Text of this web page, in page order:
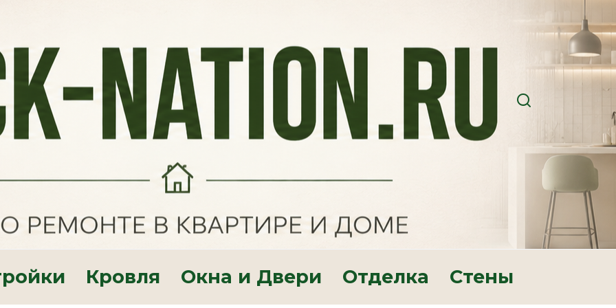
Кровля Окна и Двери Отделка Стены